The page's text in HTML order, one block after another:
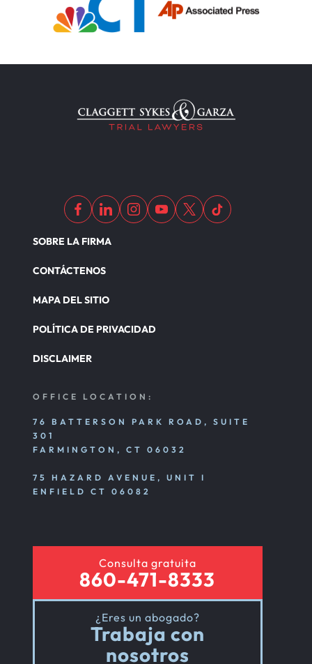
SOBRE LA FIRMA
CONTÁCTENOS
MAPA DEL SITIO
POLÍTICA DE PRIVACIDAD
DISCLAIMER
OFFICE LOCATION:
76 BATTERSON PARK ROAD, SUITE
301
FARMINGTON, CT 06032
75 HAZARD AVENUE, UNIT I
ENFIELD CT 06082
Consulta gratuita
860-471-8333
¿Eres un abogado?
Trabaja con
nosotros